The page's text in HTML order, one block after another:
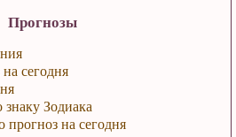
Прогнозы
сегодня
Зодиака
на сегодня